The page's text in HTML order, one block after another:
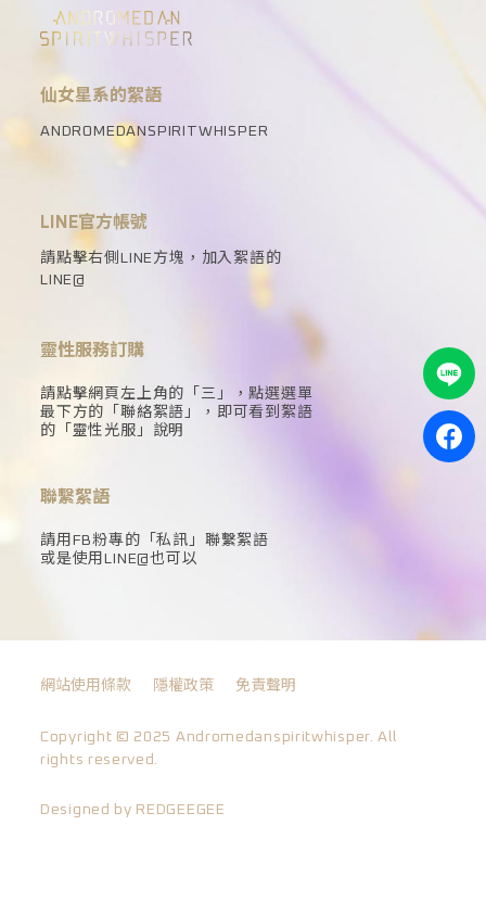
仙女星系的絮語
ANDROMEDANSPIRITWHISPER
LINE官方帳號
請點擊右側LINE方塊，加入絮語的
LINE@
靈性服務訂購
請點擊網頁左上角的「三」，點選選單
最下方的「聯絡絮語」，即可看到絮語
的「靈性光服」說明
聯繫絮語
請用FB粉專的「私訊」聯繫絮語
或是使用LINE@也可以
網站使用條款 隱權政策 免責聲明
Copyright © 2025 Andromedanspiritwhisper. All
rights reserved.
Designed by REDGEEGEE